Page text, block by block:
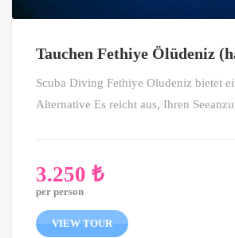
Tauchen Fethiye Ölüdeniz
Scuba Diving Fethiye Oludeniz bietet
Alternative Es reicht aus, Ihren
3.250 ₺
per person
VIEW TOUR